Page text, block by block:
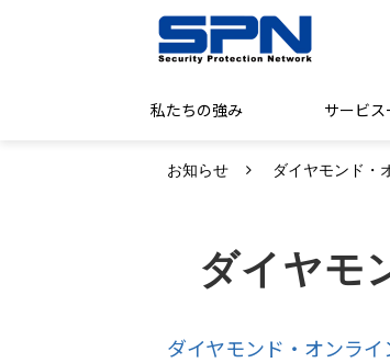
私たちの強み サービス
お知らせ ダイヤモンド・
ダイヤモ
ダイヤモンド・オンライ